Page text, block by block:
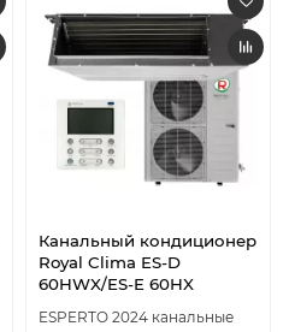
Канальный кондиционер
Royal Clima ES-D
60HWX/ES-E 60HX
ESPERTO 2024 канальные